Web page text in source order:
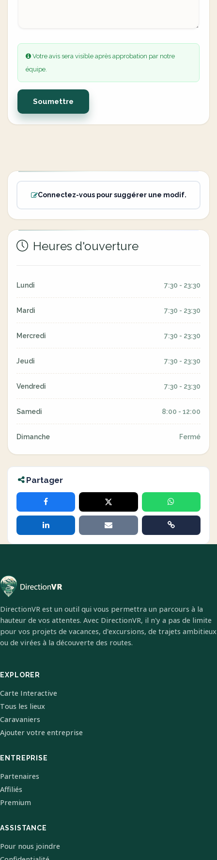
Votre avis sera visible après approbation par notre
équipe.
Soumettre
Connectez-vous pour suggérer une modif.
Heures d'ouverture
Lundi 7:30 - 23:30
Mardi 7:30 - 23:30
Mercredi 7:30 - 23:30
Jeudi 7:30 - 23:30
Vendredi 7:30 - 23:30
Samedi 8:00 - 12:00
Dimanche Fermé
Partager
DirectionVR est un outil qui vous permettra un parcours à la
hauteur de vos attentes. Avec DirectionVR, il n'y a pas de limite
pour vos projets de vacances, d'excursions, de trajets ambitieux
ou de virées à la découverte des routes.
EXPLORER
Carte Interactive
Tous les lieux
Caravaniers
Ajouter votre entreprise
ENTREPRISE
Partenaires
Affiliés
Premium
ASSISTANCE
Pour nous joindre